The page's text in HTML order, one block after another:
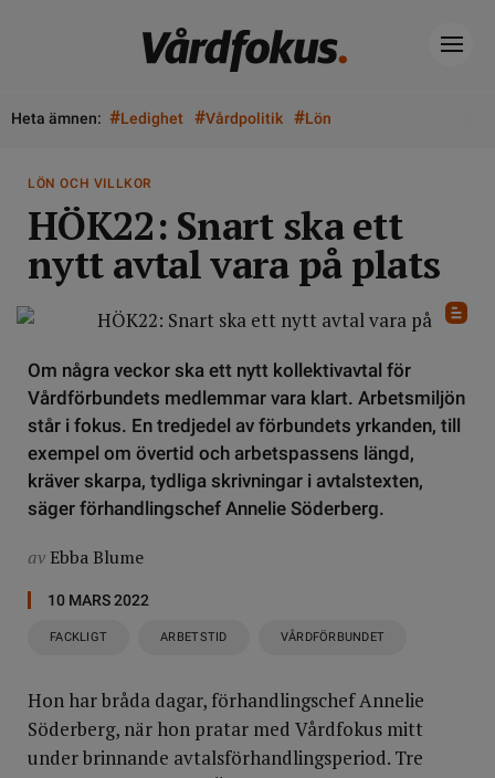
Heta ämnen: #Ledighet #Vårdpolitik #Lön
LÖN OCH VILLKOR
HÖK22: Snart ska ett
nytt avtal vara på plats
Om några veckor ska ett nytt kollektivavtal för
Vårdförbundets medlemmar vara klart. Arbetsmiljön
står i fokus. En tredjedel av förbundets yrkanden, till
exempel om övertid och arbetspassens längd,
kräver skarpa, tydliga skrivningar i avtalstexten,
säger förhandlingschef Annelie Söderberg.
av Ebba Blume
10 MARS 2022
FACKLIGT ARBETSTID VÅRDFÖRBUNDET
Hon har bråda dagar, förhandlingschef Annelie
Söderberg, när hon pratar med Vårdfokus mitt
under brinnande avtalsförhandlingsperiod. Tre